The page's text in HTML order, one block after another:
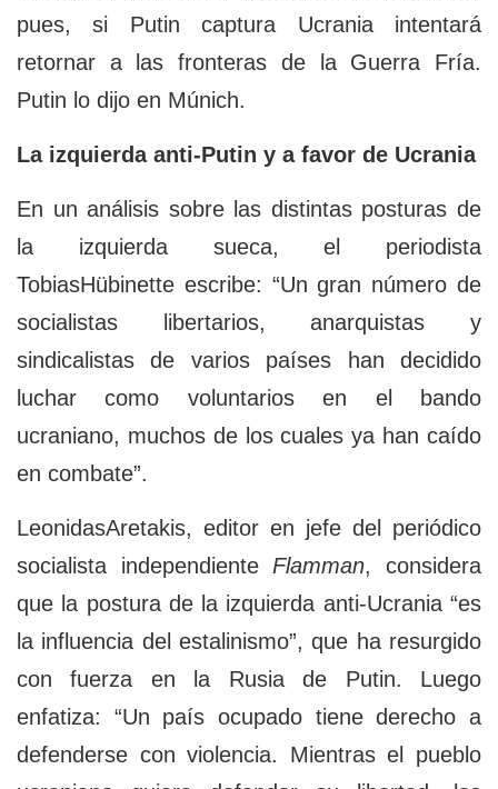
pues, si Putin captura Ucrania intentará
retornar a las fronteras de la Guerra Fría.
Putin lo dijo en Múnich.
La izquierda anti-Putin y a favor de Ucrania
En un análisis sobre las distintas posturas de
la izquierda sueca, el periodista
TobiasHübinette escribe: “Un gran número de
socialistas libertarios, anarquistas y
sindicalistas de varios países han decidido
luchar como voluntarios en el bando
ucraniano, muchos de los cuales ya han caído
en combate”.
LeonidasAretakis, editor en jefe del periódico
socialista independiente Flamman, considera
que la postura de la izquierda anti-Ucrania “es
la influencia del estalinismo”, que ha resurgido
con fuerza en la Rusia de Putin. Luego
enfatiza: “Un país ocupado tiene derecho a
defenderse con violencia. Mientras el pueblo